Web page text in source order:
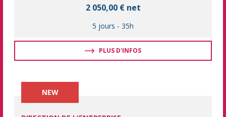
2 050,00 € net
5 jours - 35h
PLUS D'INFOS
NEW